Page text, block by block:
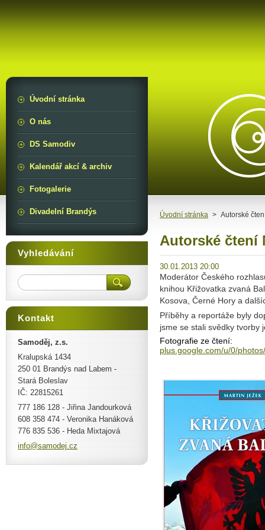
Úvodní stránka > Autorské
Autorské čtení
30.01.2013 20:00
Moderátor Českého
knihou Křižovatka zvaná
Kosova, Černé Hory a
Příběhy a reportáže byly
jsme se stali svědky tvorby
Fotografie ze čtení:
plus.google.com/u/0/
Úvodní stránka
O nás
DS Samodiv
Kalendář akcí & archiv
Fotogalerie
Divadelní Brandýs
Vyhledávání
Kontakt
Samoděj, z.s.
Kralupská 1434
250 01 Brandýs nad Labem -
Stará Boleslav
IČ: 22815261
777 186 128 - Jiřina Jandourková
608 358 474 - Veronika Hanáková
776 835 536 - Heda Mixtajová
info@samodej.cz